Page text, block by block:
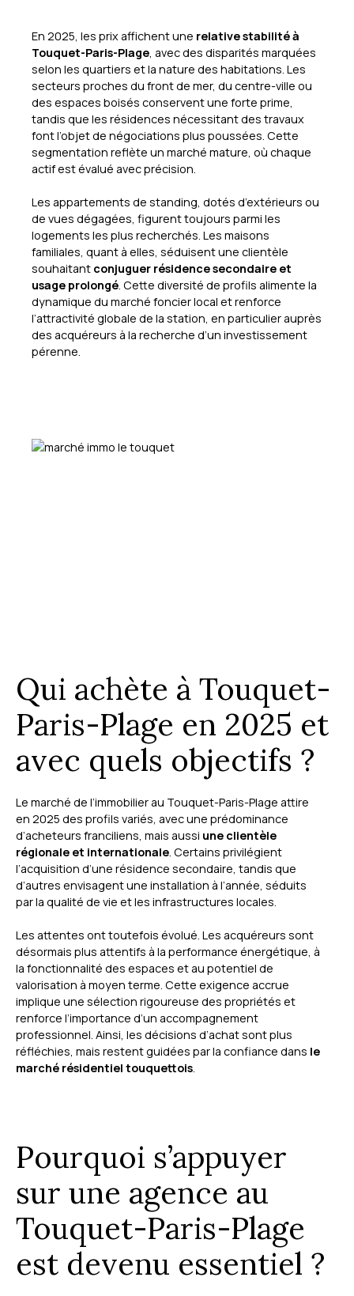
En 2025, les prix affichent une relative stabilité à
Touquet-Paris-Plage , avec des disparités marquées
selon les quartiers et la nature des habitations. Les
secteurs proches du front de mer, du centre-ville ou
des espaces boisés conservent une forte prime,
tandis que les résidences nécessitant des travaux
font l’objet de négociations plus poussées. Cette
segmentation reflète un marché mature, où chaque
actif est évalué avec précision.
Les appartements de standing, dotés d’extérieurs ou
de vues dégagées, figurent toujours parmi les
logements les plus recherchés. Les maisons
familiales, quant à elles, séduisent une clientèle
souhaitant conjuguer résidence secondaire et
usage prolongé . Cette diversité de profils alimente la
dynamique du marché foncier local et renforce
l’attractivité globale de la station, en particulier auprès
des acquéreurs à la recherche d’un investissement
pérenne.
Qui achète à Touquet-
Paris-Plage en 2025 et
avec quels objectifs ?
Le marché de l’immobilier au Touquet-Paris-Plage attire
en 2025 des profils variés, avec une prédominance
d’acheteurs franciliens, mais aussi une clientèle
régionale et internationale. Certains privilégient
l’acquisition d’une résidence secondaire, tandis que
d’autres envisagent une installation à l’année, séduits
par la qualité de vie et les infrastructures locales.
Les attentes ont toutefois évolué. Les acquéreurs sont
désormais plus attentifs à la performance énergétique, à
la fonctionnalité des espaces et au potentiel de
valorisation à moyen terme. Cette exigence accrue
implique une sélection rigoureuse des propriétés et
renforce l’importance d’un accompagnement
professionnel. Ainsi, les décisions d’achat sont plus
réfléchies, mais restent guidées par la confiance dans le
marché résidentiel touquettois.
Pourquoi s’appuyer
sur une agence au
Touquet-Paris-Plage
est devenu essentiel ?